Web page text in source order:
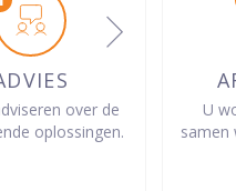
over de
oplossingen.
U
samen